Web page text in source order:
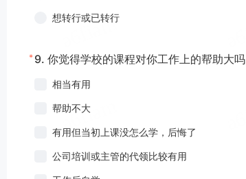
想转行或已转行
* 9. 你觉得学校的课程对你工作上的帮助大吗
相当有用
帮助不大
有用但当初上课没怎么学，后悔了
公司培训或主管的代领比较有用